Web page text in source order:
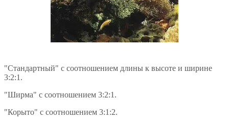
"Стандартный" с соотношением длины к высоте и ширине
3:2:1.
"Ширма" с соотношением 3:2:1.
"Корыто" с соотношением 3:1:2.